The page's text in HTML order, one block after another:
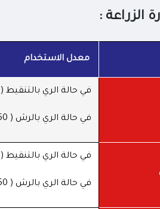
الزراعة :
معدل الاستخدام
في حالة الري بالتنقيط ( 600 سم / فدان )
في حالة الري بالرش ( 250 - 300 سم / 100 لتر ماء )
في حالة الري بالتنقيط ( 380 - 760 سم / فدان )
في حالة الري بالرش ( 250 سم / 100 لتر ماء )